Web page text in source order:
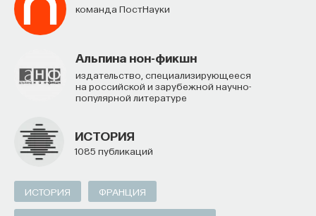
команда ПостНауки
Альпина нон-фикшн
Издательство, специализирующееся
на российской и зарубежной научно-
популярной литературе
ИСТОРИЯ
1085 публикаций
ИСТОРИЯ ФРАНЦИЯ